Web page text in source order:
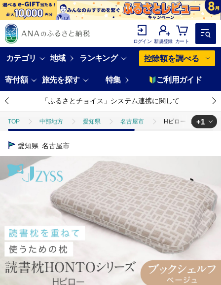
ログイン 新規登録 カート
カテゴリ 地域 ランキング 控除額を調べる
寄付額 旅先を探す 特集 ご利用ガイド
「ふるさとチョイス」システム連携に関して
TOP 中部地方 愛知県 名古屋市 Hピロー 読書枕
TOP
+1
愛知県 名古屋市